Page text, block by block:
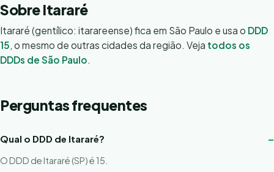
Sobre Itararé
Itararé (gentílico: itarareense) fica em São Paulo e usa o DDD
15, o mesmo de outras cidades da região. Veja todos os
DDDs de São Paulo.
Perguntas frequentes
Qual o DDD de Itararé?
O DDD de Itararé (SP) é 15.